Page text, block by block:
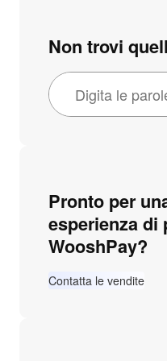
Non trovi
Pronto per
esperienza di
WooshPay?
Contatta le vendite